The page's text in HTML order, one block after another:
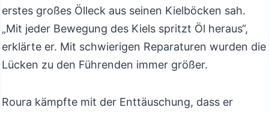
erstes großes Ölleck aus seinen Kielböcken sah.
„Mit jeder Bewegung des Kiels spritzt Öl heraus“,
erklärte er. Mit schwierigen Reparaturen wurden die
Lücken zu den Führenden immer größer.
Roura kämpfte mit der Enttäuschung, dass er